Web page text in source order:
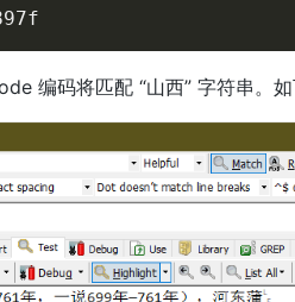
编码将匹配 “山西” 字符串。如